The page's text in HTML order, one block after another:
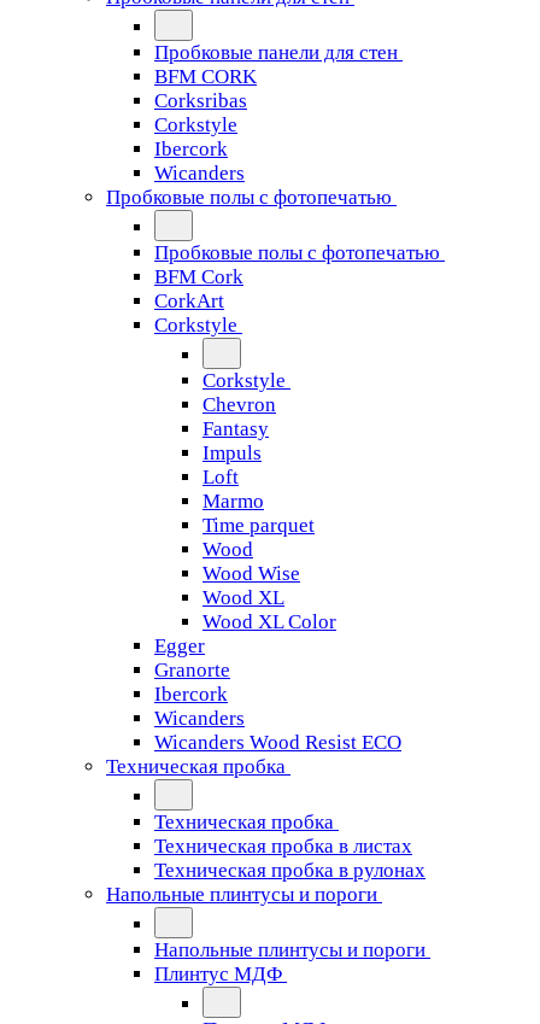
Пробковые панели для стен
BFM CORK
Corksribas
Corkstyle
Ibercork
Wicanders
Пробковые полы с фотопечатью
Пробковые полы с фотопечатью
BFM Cork
CorkArt
Corkstyle
Corkstyle
Chevron
Fantasy
Impuls
Loft
Marmo
Time parquet
Wood
Wood Wise
Wood XL
Wood XL Color
Egger
Granorte
Ibercork
Wicanders
Wicanders Wood Resist ECO
Техническая пробка
Техническая пробка
Техническая пробка в листах
Техническая пробка в рулонах
Напольные плинтусы и пороги
Напольные плинтусы и пороги
Плинтус МДФ